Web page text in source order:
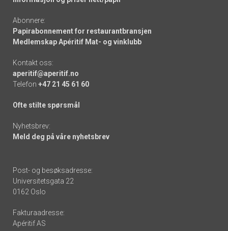
Abonnere:
Papirabonnement for restaurantbransjen
Medlemskap Apéritif Mat- og vinklubb
Kontakt oss:
aperitif@aperitif.no
Telefon +47 21 45 61 60
Ofte stilte spørsmål
Nyhetsbrev:
Meld deg på våre nyhetsbrev
Post- og besøksadresse:
Universitetsgata 22
0162 Oslo
Fakturaadresse:
Apéritif AS